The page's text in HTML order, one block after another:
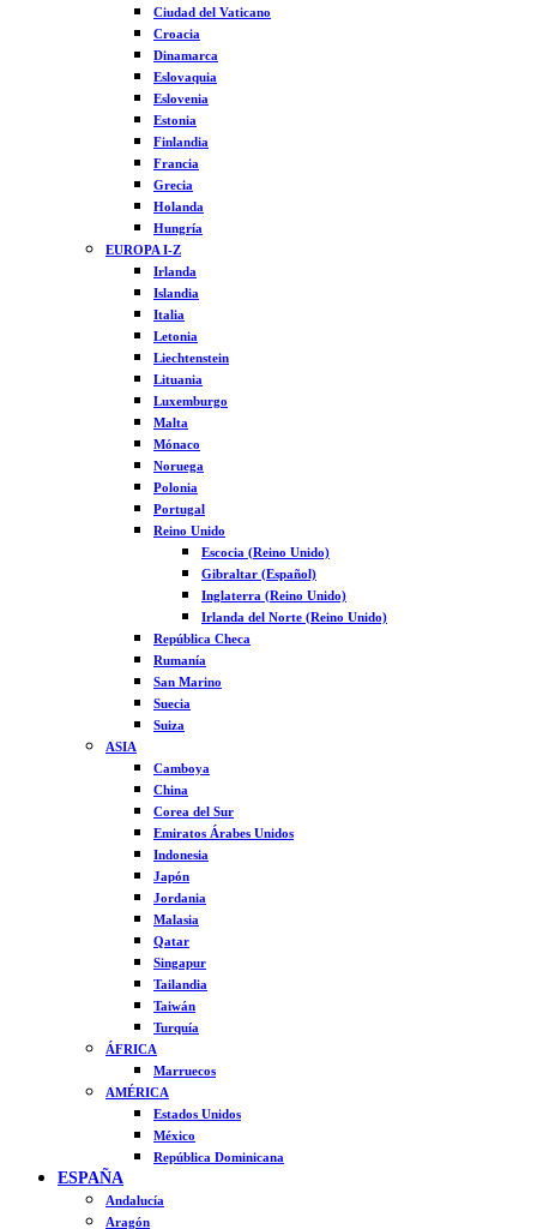
Ciudad del Vaticano
Croacia
Dinamarca
Eslovaquia
Eslovenia
Estonia
Finlandia
Francia
Grecia
Holanda
Hungría
EUROPA I-Z
Irlanda
Islandia
Italia
Letonia
Liechtenstein
Lituania
Luxemburgo
Malta
Mónaco
Noruega
Polonia
Portugal
Reino Unido
Escocia (Reino Unido)
Gibraltar (Español)
Inglaterra (Reino Unido)
Irlanda del Norte (Reino Unido)
República Checa
Rumanía
San Marino
Suecia
Suiza
ASIA
Camboya
China
Corea del Sur
Emiratos Árabes Unidos
Indonesia
Japón
Jordania
Malasia
Qatar
Singapur
Tailandia
Taiwán
Turquía
ÁFRICA
Marruecos
AMÉRICA
Estados Unidos
México
República Dominicana
ESPAÑA
Andalucía
Aragón